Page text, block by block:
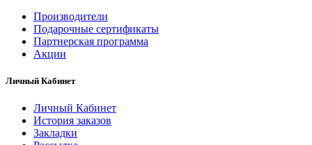
Производители
Подарочные сертификаты
Партнерская программа
Акции
Личный Кабинет
Личный Кабинет
История заказов
Закладки